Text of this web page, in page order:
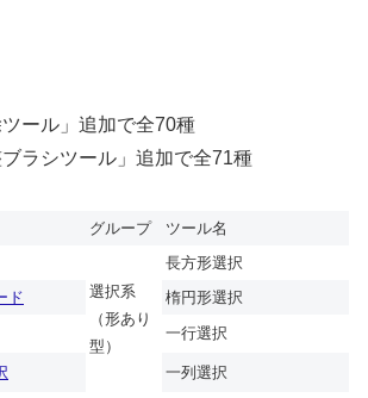
ール」追加で全70種
ラシツール」追加で全71種
グループ ツール名
選択系
（形あり
型）
長方形選択
ド
楕円形選択
一行選択
一列選択